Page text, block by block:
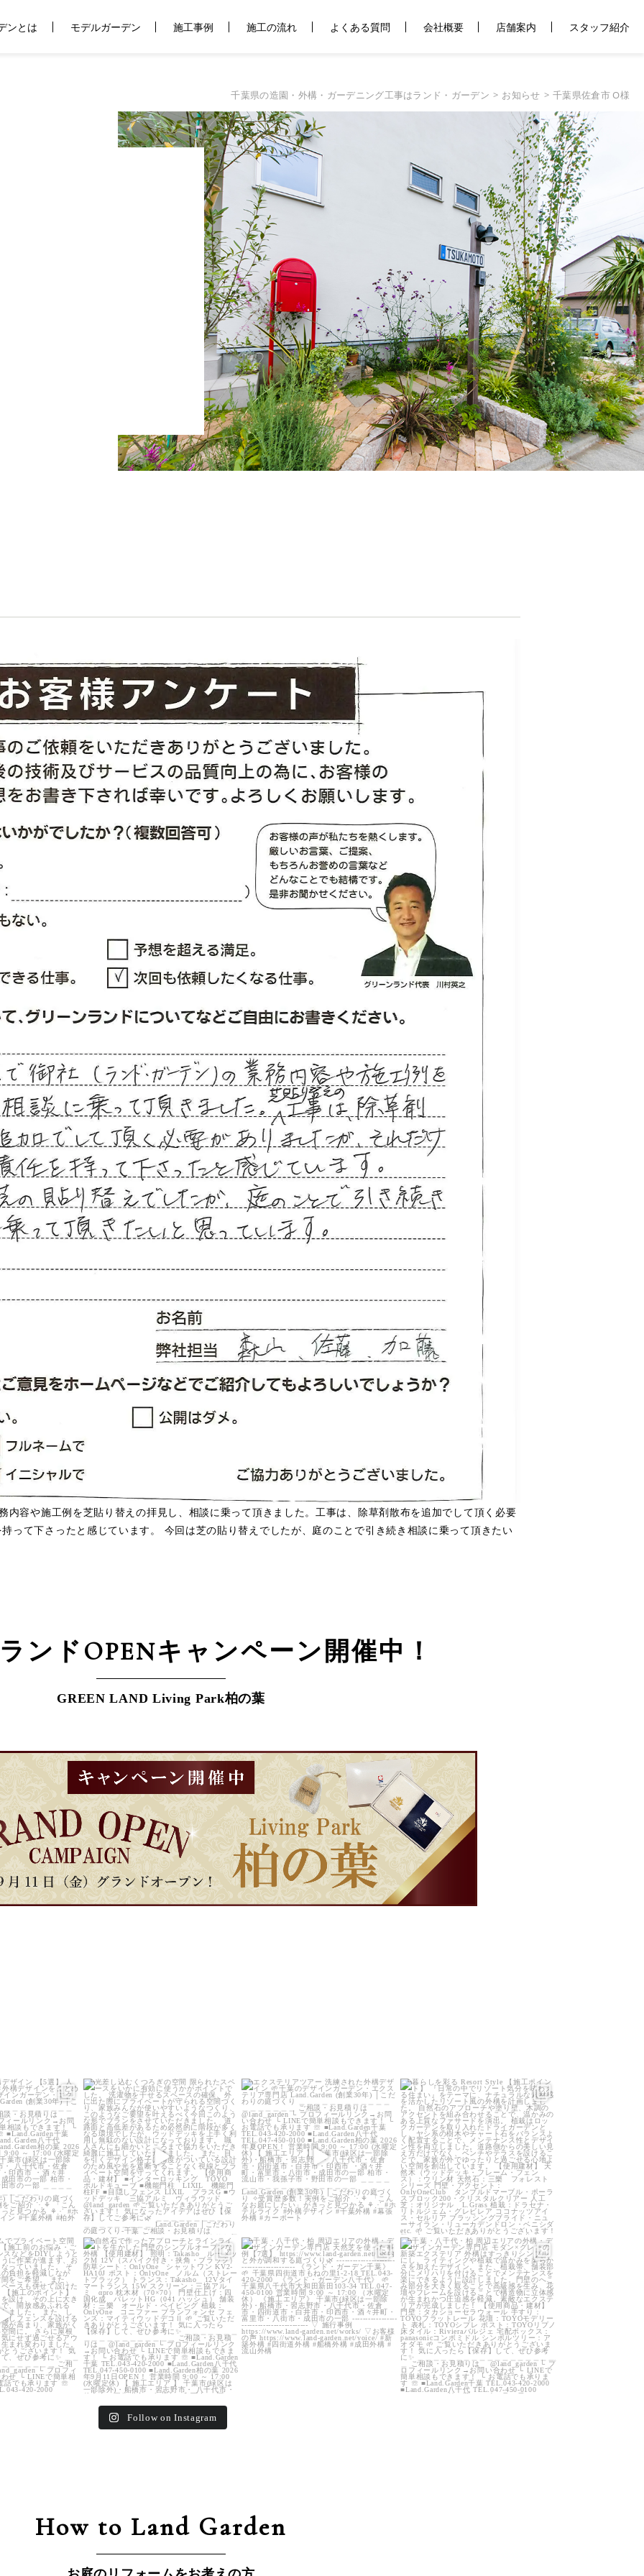
ンとは モデルガーデン 施工事例 施工の流れ よくある質問 会社概要 店舗案内 スタッフ紹介
千葉県の造園・外構・ガーデニング工事はランド・ガーデン お知らせ 千葉県佐倉市 O様
内容や施工例を芝貼り替えの拝見し、相談に乗って頂きました。工事は、除草剤散布を追加でして頂く必要
って下さったと感じています。 今回は芝の貼り替えでしたが、庭のことで引き続き相談に乗って頂きたい
ンドOPENキャンペーン開催中！
GREEN LAND Living Park柏の葉
0
land_garden
21 0
land_garden
22 0
land_garden
24 0
0
land_garden
24 0
land_garden
39 0
land_garden
27 0
Follow on Instagram
How to Land Garden